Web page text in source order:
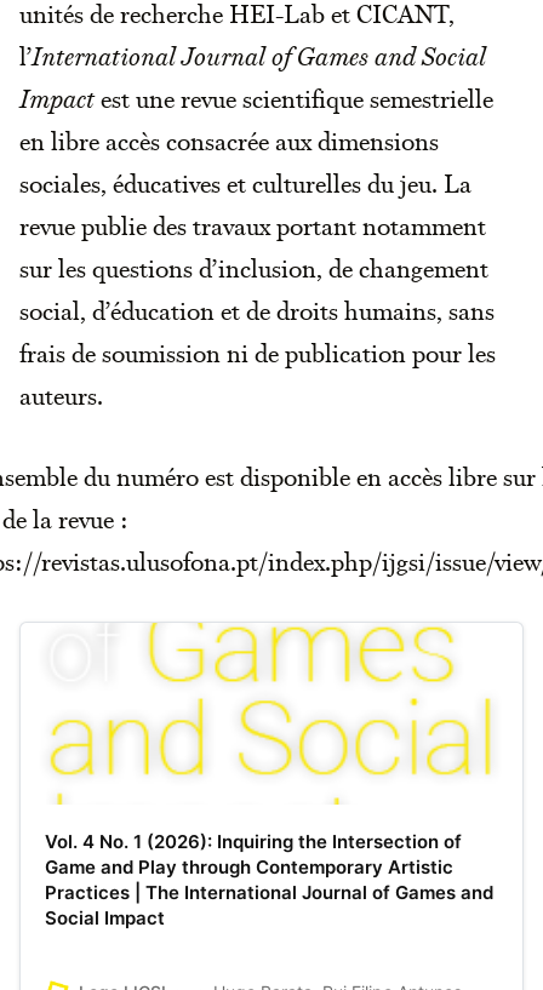
unités de recherche HEI-Lab et CICANT,
l’International Journal of Games and Social
Impactest une revue scientifique semestrielle
en libre accès consacrée aux dimensions
sociales, éducatives et culturelles du jeu. La
revue publie des travaux portant notamment
sur les questions d’inclusion, de changement
social, d’éducation et de droits humains, sans
frais de soumission ni de publication pour les
auteurs.
du numéro est disponible en accès libre sur
la revue :
revistas.ulusofona.pt/index.php/ijgsi/issue/
Vol. 4 No. 1 (2026): Inquiring the Intersection of
Game and Play through Contemporary Artistic
Practices | The International Journal of Games and
Social Impact